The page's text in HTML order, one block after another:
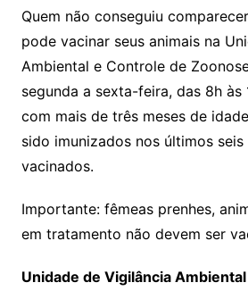
Quem não conseguiu
pode vacinar seus animais na
Ambiental e Controle de
segunda a sexta-feira, das 8h às
com mais de três meses de
sido imunizados nos últimos
vacinados.
Importante: fêmeas prenhes,
em tratamento não devem ser
Unidade de Vigilância